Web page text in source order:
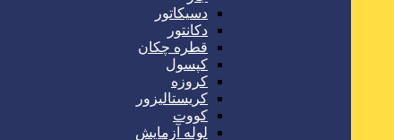
دسیکاتور
دکانتور
قطره چکان
کپسول
کروزه
کریستالیزور
کووت
لوله آزمایش